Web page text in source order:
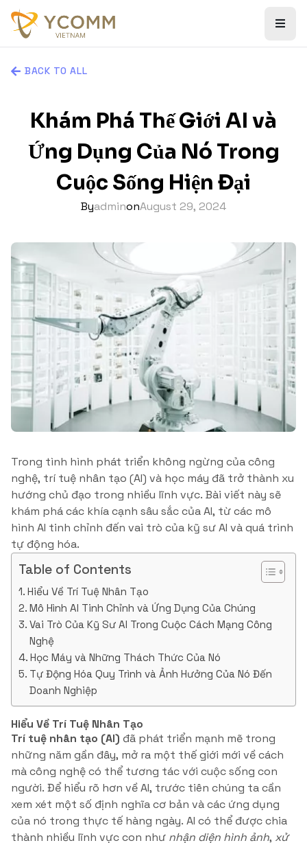
BACK TO ALL
Khám Phá Thế Giới AI và
Ứng Dụng Của Nó Trong
Cuộc Sống Hiện Đại
ByadminonAugust 29, 2024
Trong tình hình phát triển không ngừng của công
nghệ, trí tuệ nhân tạo (AI) và học máy đã trở thành xu
hướng chủ đạo trong nhiều lĩnh vực. Bài viết này sẽ
khám phá các khía cạnh sâu sắc của AI, từ các mô
hình AI tinh chỉnh đến vai trò của kỹ sư AI và quá trình
tự động hóa.
Table of Contents
Hiểu Về Trí Tuệ Nhân Tạo
Mô Hình AI Tinh Chỉnh và Ứng Dụng Của Chúng
Vai Trò Của Kỹ Sư AI Trong Cuộc Cách Mạng Công
Nghệ
Học Máy và Những Thách Thức Của Nó
Tự Động Hóa Quy Trình và Ảnh Hưởng Của Nó Đến
Doanh Nghiệp
Hiểu Về Trí Tuệ Nhân Tạo
Trí tuệ nhân tạo (AI) đã phát triển mạnh mẽ trong
những năm gần đây, mở ra một thế giới mới về cách
mà công nghệ có thể tương tác với cuộc sống con
người. Để hiểu rõ hơn về AI, trước tiên chúng ta cần
xem xét một số định nghĩa cơ bản và các ứng dụng
của nó trong thực tế hàng ngày. AI có thể được chia
thành nhiều lĩnh vực con như nhận diện hình ảnh, xử